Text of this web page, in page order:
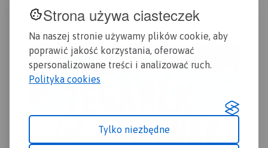
Strona używa ciasteczek
Na naszej stronie używamy plików cookie, aby
poprawić jakość korzystania, oferować
spersonalizowane treści i analizować ruch.
Polityka cookies
Tylko niezbędne